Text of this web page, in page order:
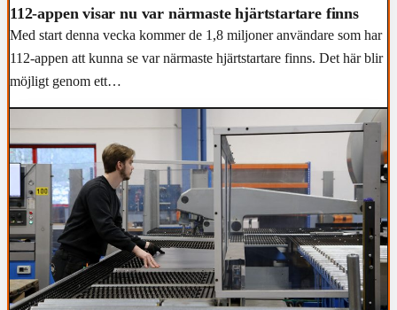
112-appen visar nu var närmaste hjärtstartare finns
Med start denna vecka kommer de 1,8 miljoner användare som har
112-appen att kunna se var närmaste hjärtstartare finns. Det här blir
möjligt genom ett…